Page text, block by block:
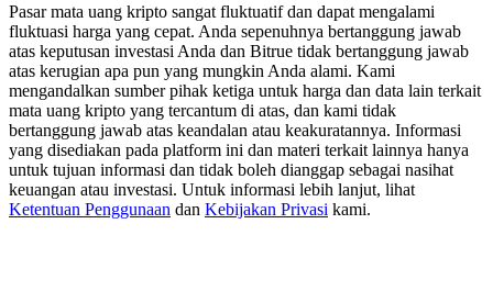
Trade Gold & Silver · 33,333 USDT Bonus
USDT New User Exclusive 10% APR
USDT Flexible Staking | Daily Rewards
Pasar mata uang kripto sangat fluktuatif dan dapat mengalami
fluktuasi harga yang cepat. Anda sepenuhnya bertanggung jawab
atas keputusan investasi Anda dan Bitrue tidak bertanggung jawab
atas kerugian apa pun yang mungkin Anda alami. Kami
mengandalkan sumber pihak ketiga untuk harga dan data lain terkait
mata uang kripto yang tercantum di atas, dan kami tidak
bertanggung jawab atas keandalan atau keakuratannya. Informasi
yang disediakan pada platform ini dan materi terkait lainnya hanya
untuk tujuan informasi dan tidak boleh dianggap sebagai nasihat
keuangan atau investasi. Untuk informasi lebih lanjut, lihat
Ketentuan Penggunaan dan Kebijakan Privasi kami.